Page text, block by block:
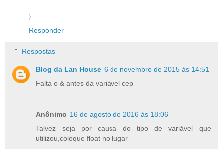
}
Responder
Respostas
Blog da Lan House 6 de novembro de 2015 às 14:51
Falta o & antes da variável cep
Anônimo 16 de agosto de 2016 às 18:06
Talvez seja por causa do tipo de variável que
utilizou,coloque float no lugar